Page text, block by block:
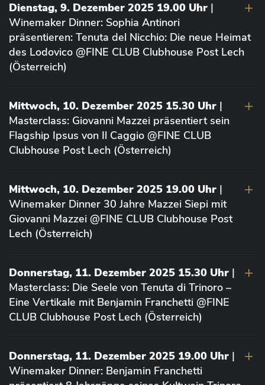
Dienstag, 9. Dezember 2025 19.00 Uhr |
Winemaker Dinner: Sophia Antinori
präsentieren: Tenuta del Nicchio: Die neue Heimat
des Lodovico @FINE CLUB Clubhouse Post Lech
(Österreich)
Mittwoch, 10. Dezember 2025 15.30 Uhr |
Masterclass: Giovanni Mazzei präsentiert sein
Flagship Ipsus von Il Caggio @FINE CLUB
Clubhouse Post Lech (Österreich)
Mittwoch, 10. Dezember 2025 19.00 Uhr |
Winemaker Dinner 30 Jahre Mazzei Siepi mit
Giovanni Mazzei @FINE CLUB Clubhouse Post
Lech (Österreich)
Donnerstag, 11. Dezember 2025 15.30 Uhr |
Masterclass: Die Seele von Tenuta di Trinoro –
Eine Vertikale mit Benjamin Franchetti @FINE
CLUB Clubhouse Post Lech (Österreich)
Donnerstag, 11. Dezember 2025 19.00 Uhr |
Winemaker Dinner: Benjamin Franchetti